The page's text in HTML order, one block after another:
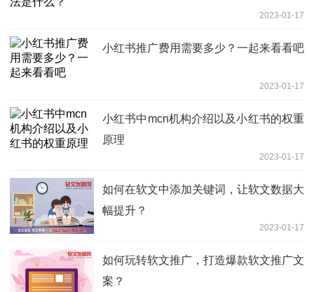
2023-01-17
小红书推广费用需要多少？一起来看看吧
2023-01-17
小红书中mcn机构介绍以及小红书的权重
原理
2023-01-17
如何在软文中添加关键词，让软文数据大
幅提升？
2023-01-17
如何玩转软文推广，打造爆款软文推广文
案？